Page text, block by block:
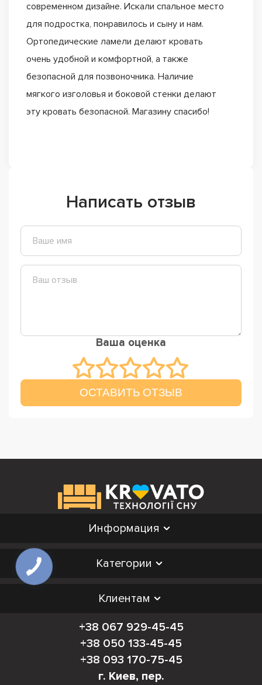
современном дизайне. Искали спальное место
для подростка, понравилось и сыну и нам.
Ортопедические ламели делают кровать
очень удобной и комфортной, а также
безопасной для позвоночника. Наличие
мягкого изголовья и боковой стенки делают
эту кровать безопасной. Магазину спасибо!
Написать отзыв
Ваша оценка
ОСТАВИТЬ ОТЗЫВ
Информация
Категории
Клиентам
+38 067 929-45-45
+38 050 133-45-45
+38 093 170-75-45
г. Киев, пер.